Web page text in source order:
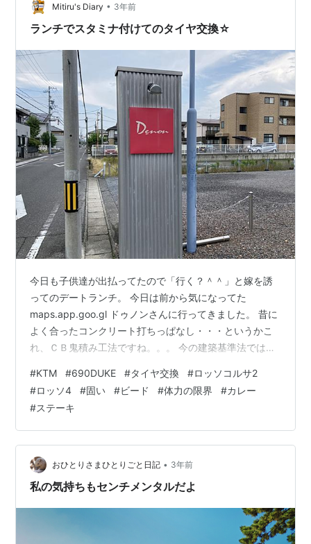
てきた感じかな ナマズも水面でウネウネしてるし 曇り空
の低気圧 こりゃ釣れるっ…
Mitiru's Diary • 3年前
ランチでスタミナ付けてのタイヤ交換☆
今日も子供達が出払ってたので「行く？＾＾」と嫁を誘
ってのデートランチ。 今日は前から気になってた
maps.app.goo.gl ドゥノンさんに行ってきました。 昔に
よく合ったコンクリート打ちっぱなし・・・というかこ
れ、ＣＢ鬼積み工法ですね。。。 今の建築基準法では耐
が。。。 昔から有るお店らしく、比較的リーズナブルな
値段設定です。 嫁は何度か来た事が有るみたい。僕は初
です。 ランチはカレーがメインのランチと 普通のコース
ランチ。 店の雰囲気は良いのですが、給仕の男性の所作
がイマイチ。。。 ガチャンガチャンと音を立てていきま
す。 メニューから頼んだ…
#KTM #690DUKE #タイヤ交換 #ロッソコルサ2
#ロッソ4 #固い #ビード #体力の限界 #カレー
#ステーキ
おひとりさまひとりごと日記 • 3年前
私の気持ちもセンチメンタルだよ